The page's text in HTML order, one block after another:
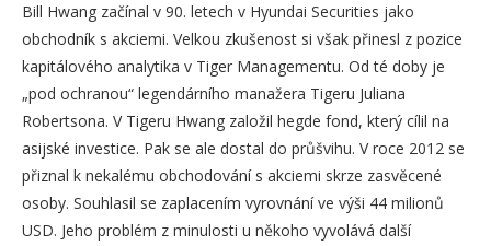
Bill Hwang začínal v 90. letech v Hyundai Securities jako
obchodník s akciemi. Velkou zkušenost si však přinesl z pozice
kapitálového analytika v Tiger Managementu. Od té doby je
„pod ochranou“ legendárního manažera Tigeru Juliana
Robertsona. V Tigeru Hwang založil hegde fond, který cílil na
asijské investice. Pak se ale dostal do průšvihu. V roce 2012 se
přiznal k nekalému obchodování s akciemi skrze zasvěcené
osoby. Souhlasil se zaplacením vyrovnání ve výši 44 milionů
USD. Jeho problém z minulosti u někoho vyvolává další